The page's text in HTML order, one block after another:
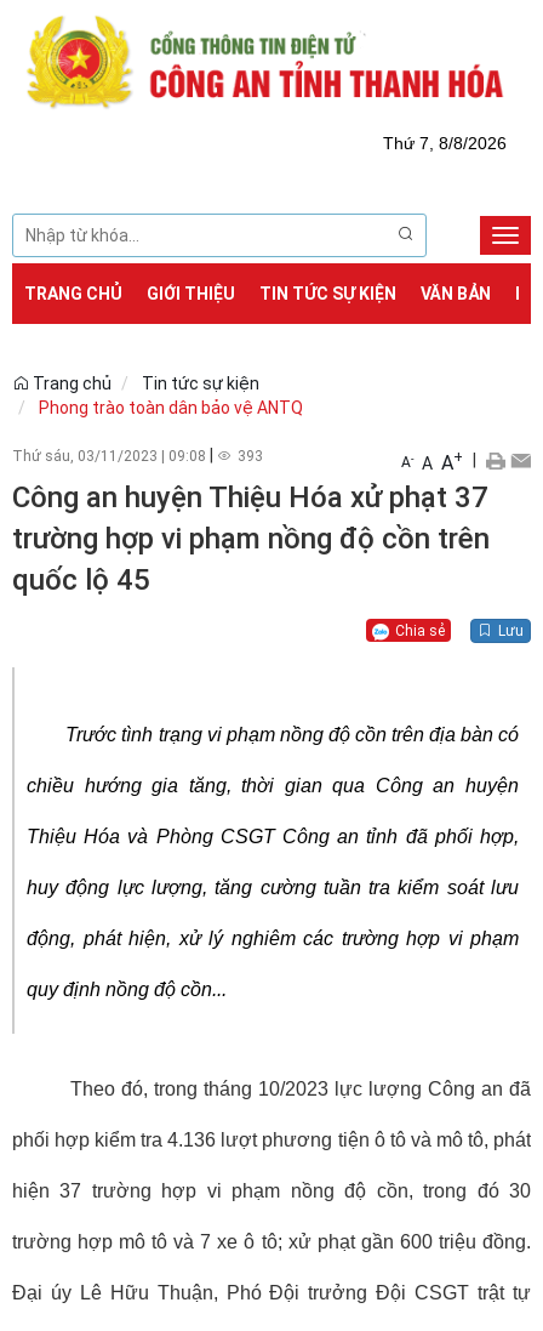
Thứ 7, 8/8/2026
TRANG CHỦ GIỚI THIỆU TIN TỨC SỰ KIỆN VĂN BẢN
Trang chủ
Tin tức sự kiện
Phong trào toàn dân bảo vệ ANTQ
Thứ sáu, 03/11/2023 | 09:08 393 A- A A+
Công an huyện Thiệu Hóa xử phạt 37
trường hợp vi phạm nồng độ cồn trên
quốc lộ 45
Chia sẻ Lưu
Trước tình trạng vi phạm nồng độ cồn trên địa bàn có
chiều hướng gia tăng, thời gian qua Công an huyện
Thiệu Hóa và Phòng CSGT Công an tỉnh đã phối hợp,
huy động lực lượng, tăng cường tuần tra kiểm soát lưu
động, phát hiện, xử lý nghiêm các trường hợp vi phạm
quy định nồng độ cồn...
Theo đó, trong tháng 10/2023 lực lượng Công an đã
phối hợp kiểm tra 4.136 lượt phương tiện ô tô và mô tô, phát
hiện 37 trường hợp vi phạm nồng độ cồn, trong đó 30
trường hợp mô tô và 7 xe ô tô; xử phạt gần 600 triệu đồng.
Đại úy Lê Hữu Thuận, Phó Đội trưởng Đội CSGT trật tự